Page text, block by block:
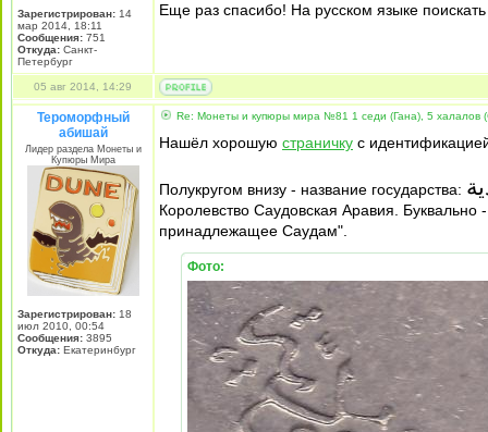
Зарегистрирован: 14
мар 2014, 18:11
Сообщения: 751
Откуда: Санкт-
Петербург
Еще раз спасибо! На русском языке
05 авг 2014, 14:29
Тероморфный
абишай
Лидер раздела Монеты и
Купюры Мира
Зарегистрирован: 18
июл 2010, 00:54
Сообщения: 3895
Откуда: Екатеринбург
Re: Монеты и купюры мира №81 1 седи (Гана), 5 халалов
Нашёл хорошую страничку с
Полукругом внизу - название государства:
Королевство Саудовская Аравия. Буквально
принадлежащее Саудам".
Фото: